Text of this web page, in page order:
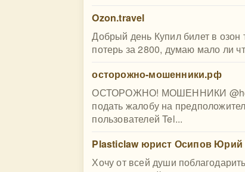
Ozon.travel
Добрый день Купил билет в озон
потерь за 2800, думаю мало ли
осторожно-мошенники.рф
ОСТОРОЖНО! МОШЕННИКИ
подать жалобу на
пользователей Tel...
Plasticlaw юрист Осипов
Хочу от всей души